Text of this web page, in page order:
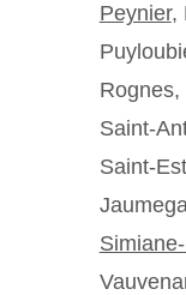
Peynier,
Rognes,
Saint-
Saint-